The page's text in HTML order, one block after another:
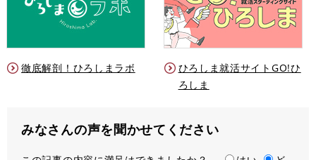
徹底解剖！ひろしまラボ
ひろしま就活サイトGO!ひ
ろしま
みなさんの声を聞かせてください